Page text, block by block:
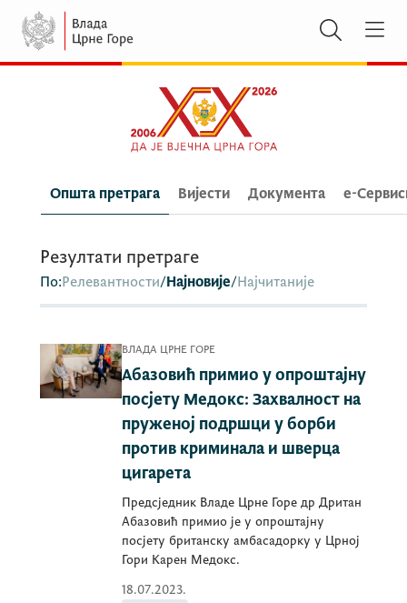
Општа претрага Вијести Документа e-
Резултати претраге
По:Релевантности/Најновије/Најчитаније
ВЛАДА ЦРНЕ ГОРЕ
Абазовић примио у опроштајну
посјету Медокс: Захвалност на
пруженој подршци у борби
против криминала и шверца
цигарета
Предсједник Владе Црне Горе др Дритан
Абазовић примио је у опроштајну
посјету британску амбасадорку у Црној
Гори Карен Медокс.
18.07.2023.